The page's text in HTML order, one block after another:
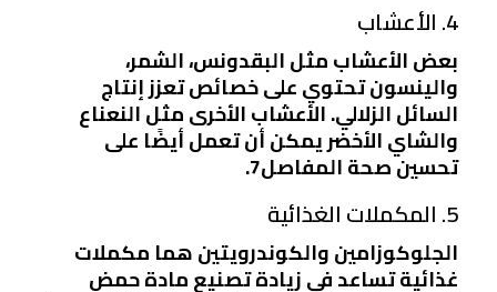
4. الأعشاب
بعض الأعشاب مثل البقدونس، الشمر،
والينسون تحتوي على خصائص تعزز إنتاج
السائل الزلالي. الأعشاب الأخرى مثل النعناع
والشاي الأخضر يمكن أن تعمل أيضًا على
تحسين صحة المفاصل7.
5. المكملات الغذائية
الجلوكوزامين والكوندرويتين هما مكملات
غذائية تساعد في زيادة تصنيع مادة حمض